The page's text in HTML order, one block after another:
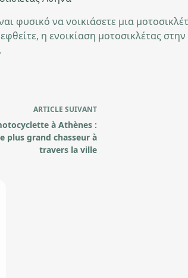
φυσικό να νοικιάσετε μια
η ενοικίαση μοτοσικλέτας
ARTICLE SUIVANT
à Athènes :
plus grand chasseur à
travers la ville